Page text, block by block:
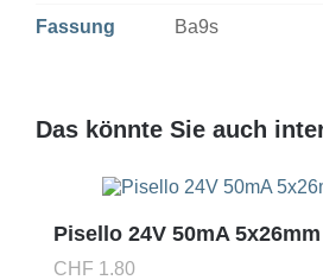
Fassung Ba9s
Das könnte Sie auch
Pisello 24V 50mA
CHF 1.80